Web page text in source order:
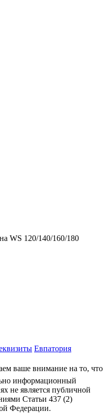
WS 120/140/160/180
Евпатория
внимание на то, что
информационный
не является публичной
Статьи 437 (2)
Федерации.